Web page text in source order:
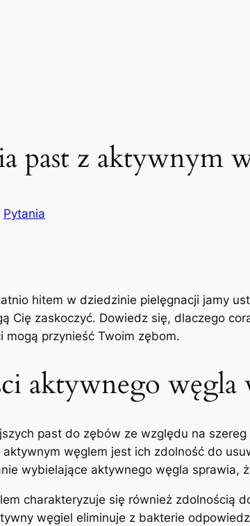
past z aktywnym
Pytania
hitem w dziedzinie pielęgnacji jamy
Cię zaskoczyć. Dowiedz się, dlaczego
przynieść Twoim ​zębom.
aktywnego węgla
past⁢ do zębów⁢ ze względu na
węglem jest ich zdolność do
wybielające aktywnego węgla sprawia,
charakteryzuje się również zdolnością
węgiel eliminuje z bakterie